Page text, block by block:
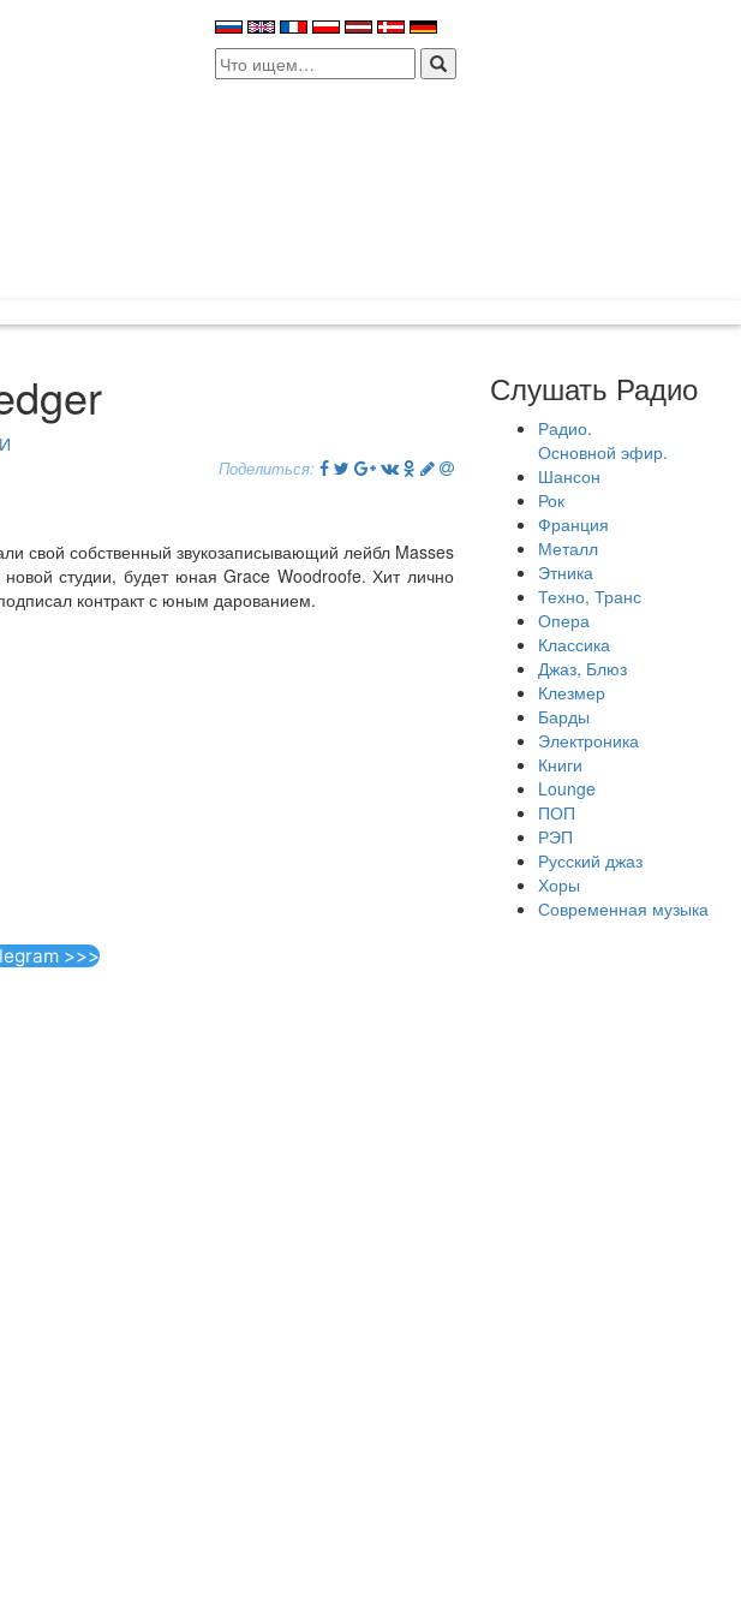
Search
for:
Поделиться:
свой собственный звукозаписывающий лейбл Masses
студии, будет юная Grace Woodroofe. Хит лично
контракт с юным дарованием.
>>>
Слушать Радио
Радио.
Основной эфир.
Шансон
Рок
Франция
Металл
Этника
Техно, Транс
Опера
Классика
Джаз, Блюз
Клезмер
Барды
Электроника
Книги
Lounge
ПОП
РЭП
Русский джаз
Хоры
Современная музыка